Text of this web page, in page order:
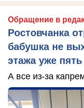
Обращение в
Ростовчанка
бабушка не
этажа уже
А все из-за